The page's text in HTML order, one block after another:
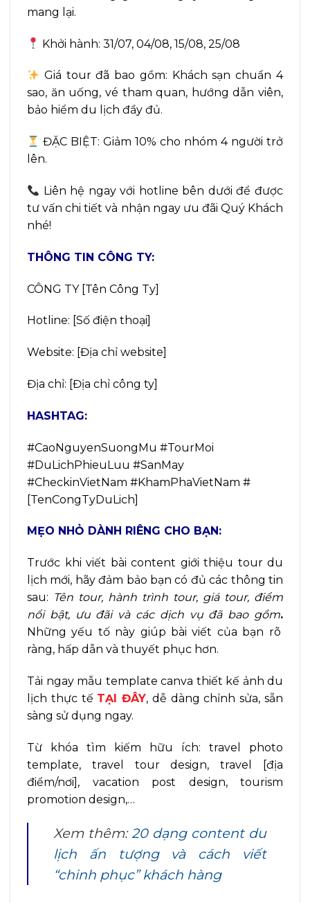
mang lại.
Khởi hành: 31/07, 04/08, 15/08, 25/08
Giá tour đã bao gồm: Khách sạn chuẩn 4
sao, ăn uống, vé tham quan, hướng dẫn viên,
bảo hiểm du lịch đầy đủ.
ĐẶC BIỆT: Giảm 10% cho nhóm 4 người trở
lên.
Liên hệ ngay với hotline bên dưới để được
tư vấn chi tiết và nhận ngay ưu đãi Quý Khách
nhé!
THÔNG TIN CÔNG TY:
CÔNG TY [Tên Công Ty]
Hotline: [Số điện thoại]
Website: [Địa chỉ website]
Địa chỉ: [Địa chỉ công ty]
HASHTAG:
#CaoNguyenSuongMu #TourMoi
#DuLichPhieuLuu #SanMay
#CheckinVietNam #KhamPhaVietNam #
[TenCongTyDuLich]
MẸO NHỎ DÀNH RIÊNG CHO BẠN:
Trước khi viết bài content giới thiệu tour du
lịch mới, hãy đảm bảo bạn có đủ các thông tin
sau: Tên tour, hành trình tour, giá tour, điểm
nổi bật, ưu đãi và các dịch vụ đã bao gồm.
Những yếu tố này giúp bài viết của bạn rõ
ràng, hấp dẫn và thuyết phục hơn.
Tải ngay mẫu template canva thiết kế ảnh du
lịch thực tế TẠI ĐÂY, dễ dàng chỉnh sửa, sẵn
sàng sử dụng ngay.
Từ khóa tìm kiếm hữu ích: travel photo
template, travel tour design, travel [địa
điểm/nơi], vacation post design, tourism
promotion design,…
Xem thêm: 20 dạng content du
lịch ấn tượng và cách viết
“chinh phục” khách hàng